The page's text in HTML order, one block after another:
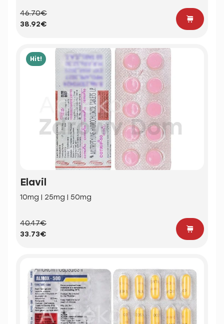
46.70€
38.92€
Hit!
Elavil
10mg | 25mg | 50mg
40.47€
33.73€